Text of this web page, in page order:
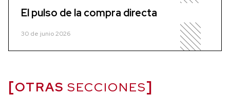
El pulso de la compra directa
30 de junio 2026
OTRAS SECCIONES